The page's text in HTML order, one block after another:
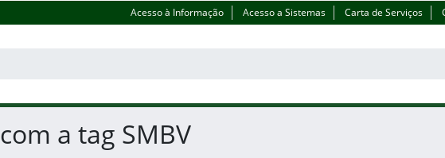
Acesso à Informação Acesso a Sistemas Carta de Serviços
a tag SMBV